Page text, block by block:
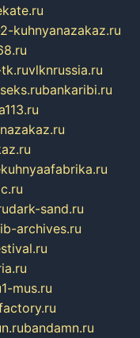
kuhnyanazakaz.ru
vlknrussia.ru
bankaribi.ru
dark-sand.ru
archives.ru
1-mus.ru
bandamn.ru